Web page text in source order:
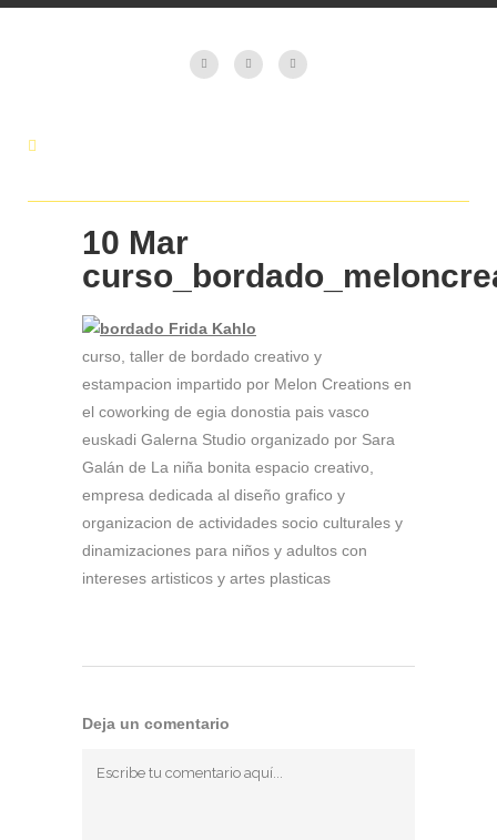
10 Mar
curso, taller de bordado creativo y
estampacion impartido por Melon Creations en
el coworking de egia donostia pais vasco
euskadi Galerna Studio organizado por Sara
Galán de La niña bonita espacio creativo,
empresa dedicada al diseño grafico y
organizacion de actividades socio culturales y
dinamizaciones para niños y adultos con
intereses artisticos y artes plasticas
Deja un comentario